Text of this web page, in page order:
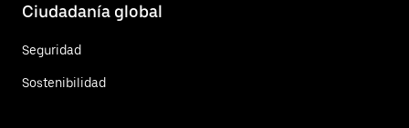
Ciudadanía global
Seguridad
Sostenibilidad